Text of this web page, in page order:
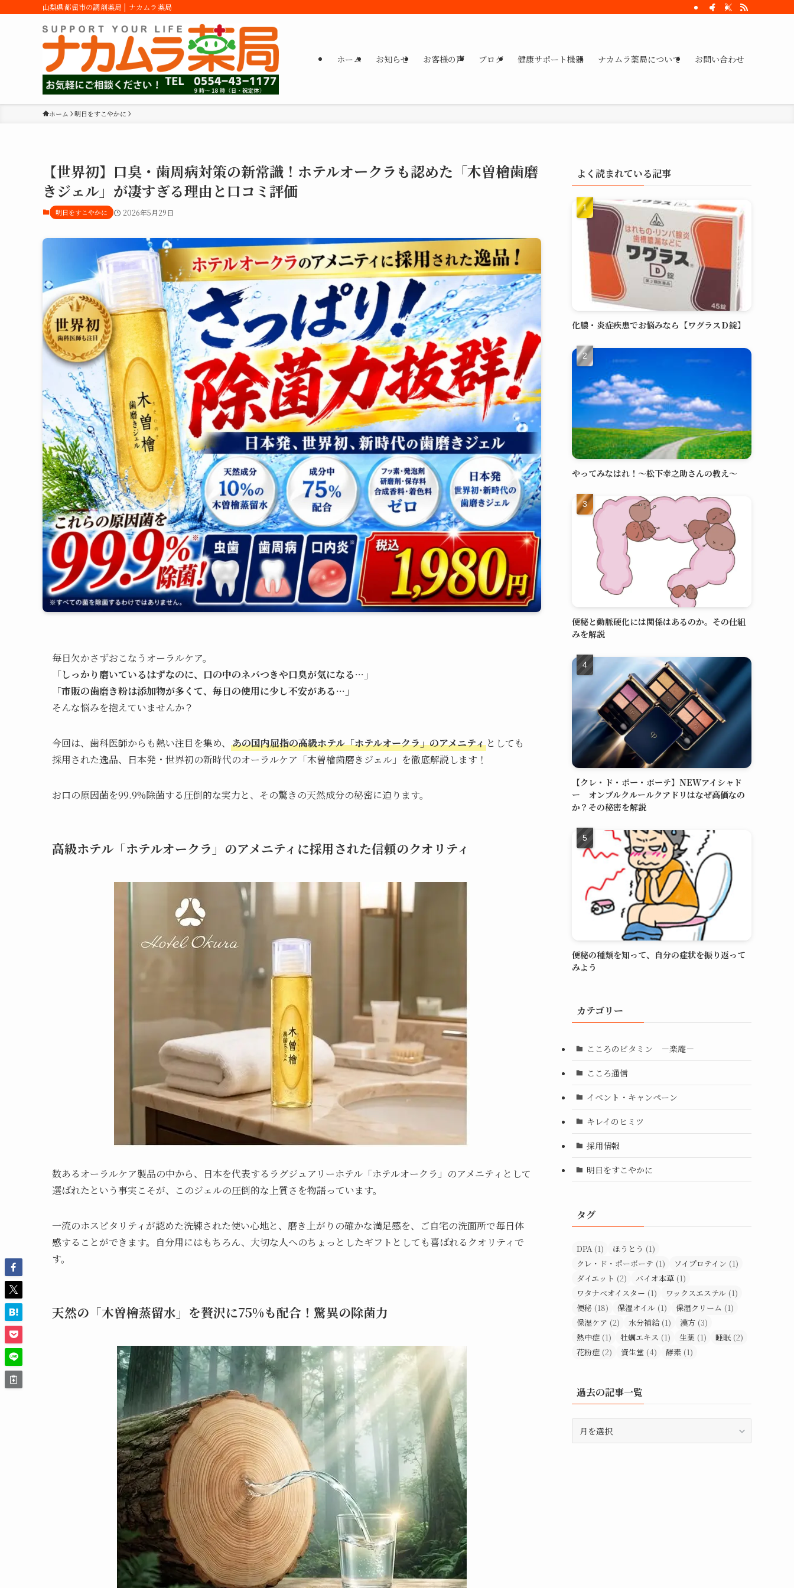
山梨県都留市の調剤薬局 | ナカムラ薬局
ホーム お知らせ お客様の声 ブログ 健康サポート機器 ナカムラ薬局について お問い合わせ
ホーム 明日をすこやかに
【世界初】口臭・歯周病対策の新常識！ホテルオークラも認めた「木曽檜歯磨
きジェル」が凄すぎる理由と口コミ評価
明日をすこやかに 2026年5月29日
毎日欠かさずおこなうオーラルケア。
「しっかり磨いているはずなのに、口の中のネバつきや口臭が気になる…」
「市販の歯磨き粉は添加物が多くて、毎日の使用に少し不安がある…」
そんな悩みを抱えていませんか？
今回は、歯科医師からも熱い注目を集め、 あの国内屈指の高級ホテル「ホテルオークラ」のアメニティ としても
採用された逸品、日本発・世界初の新時代のオーラルケア「木曽檜歯磨きジェル」を徹底解説します！
お口の原因菌を99.9%除菌する圧倒的な実力と、その驚きの天然成分の秘密に迫ります。
高級ホテル「ホテルオークラ」のアメニティに採用された信頼のクオリティ
数あるオーラルケア製品の中から、日本を代表するラグジュアリーホテル「ホテルオークラ」のアメニティとして
選ばれたという事実こそが、このジェルの圧倒的な上質さを物語っています。
一流のホスピタリティが認めた洗練された使い心地と、磨き上がりの確かな満足感を、ご自宅の洗面所で毎日体
感することができます。自分用にはもちろん、大切な人へのちょっとしたギフトとしても喜ばれるクオリティで
す。
天然の「木曽檜蒸留水」を贅沢に75%も配合！驚異の除菌力
よく読まれている記事
化膿・炎症疾患でお悩みなら【ワグラスＤ錠】
やってみなはれ！～松下幸之助さんの教え～
便秘と動脈硬化には関係はあるのか。その仕組
みを解説
【クレ・ド・ポー・ボーテ】NEWアイシャド
ー オンブルクルールクアドリはなぜ高価なの
か？その秘密を解説
便秘の種類を知って、自分の症状を振り返って
みよう
カテゴリー
こころのビタミン －楽庵－
こころ通信
イベント・キャンペーン
キレイのヒミツ
採用情報
明日をすこやかに
タグ
DPA (1) ほうとう (1)
クレ・ド・ポーボーテ (1) ソイプロテイン (1)
ダイエット (2) バイオ本草 (1)
ワタナベオイスター (1) ワックスエステル (1)
便秘 (18) 保湿オイル (1) 保湿クリーム (1)
保湿ケア (2) 水分補給 (1) 漢方 (3)
熱中症 (1) 牡蠣エキス (1) 生薬 (1) 睡眠 (2)
花粉症 (2) 資生堂 (4) 酵素 (1)
過去の記事一覧